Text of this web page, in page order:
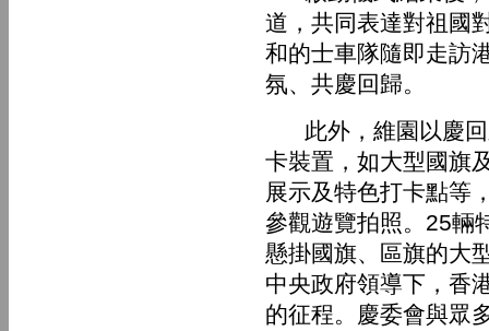
道，共同表達對祖國
和的士車隊隨即走訪
氛、共慶回歸。
此外，維園以慶回
卡裝置，如大型國旗
展示及特色打卡點等
參觀遊覽拍照。25輛
懸掛國旗、區旗的大
中央政府領導下，香
的征程。慶委會與眾